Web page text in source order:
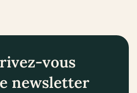
vous
newsletter